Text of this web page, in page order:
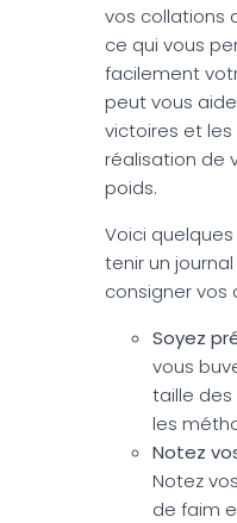
vos collations
ce qui vous
facilement
peut vous
victoires et
réalisation de
poids.
Voici
tenir un
consigner vos
Soyez
vous
taille
les
Notez
Notez
de faim